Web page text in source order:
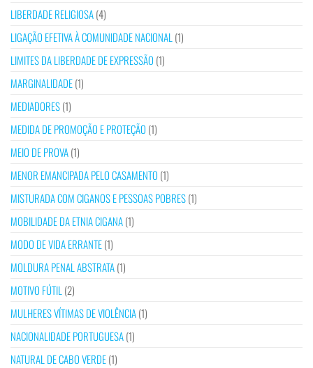
LIBERDADE RELIGIOSA(4)
LIGAÇÃO EFETIVA À COMUNIDADE NACIONAL (1)
LIMITES DA LIBERDADE DE EXPRESSÃO (1)
MARGINALIDADE(1)
MEDIADORES(1)
MEDIDA DE PROMOÇÃO E PROTEÇÃO (1)
MEIO DE PROVA(1)
MENOR EMANCIPADA PELO CASAMENTO (1)
MISTURADA COM CIGANOS E PESSOAS POBRES(1)
MOBILIDADE DA ETNIA CIGANA(1)
MODO DE VIDA ERRANTE(1)
MOLDURA PENAL ABSTRATA(1)
MOTIVO FÚTIL (2)
MULHERES VÍTIMAS DE VIOLÊNCIA(1)
NACIONALIDADE PORTUGUESA(1)
NATURAL DE CABO VERDE(1)